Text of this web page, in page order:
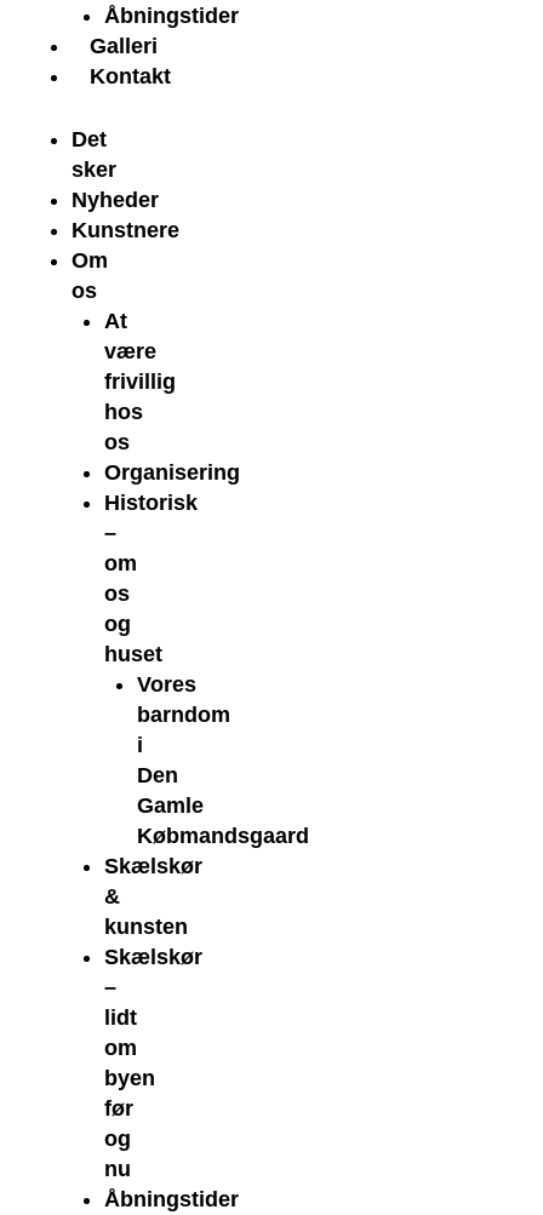
Åbningstider
Galleri
Kontakt
Det
sker
Nyheder
Kunstnere
Om
os
At
være
frivillig
hos
os
Organisering
Historisk
–
om
os
og
huset
Vores
barndom
i
Den
Gamle
Købmandsgaard
Skælskør
&
kunsten
Skælskør
–
lidt
om
byen
før
og
nu
Åbningstider